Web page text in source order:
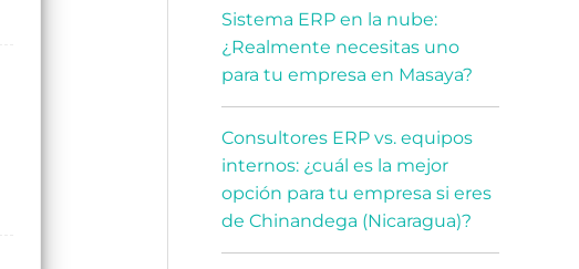
Sistema ERP en la nube:
¿Realmente necesitas uno
para tu empresa en Masaya?
Consultores ERP vs. equipos
internos: ¿cuál es la mejor
opción para tu empresa si eres
de Chinandega (Nicaragua)?